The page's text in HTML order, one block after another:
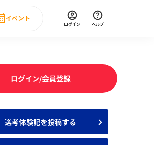
ング みんなのインターン人気企業ランキ
ュー
イベント
直近のイベント一覧
ログイン ヘルプ
ログイン/会員登録
選考体験記を投稿する